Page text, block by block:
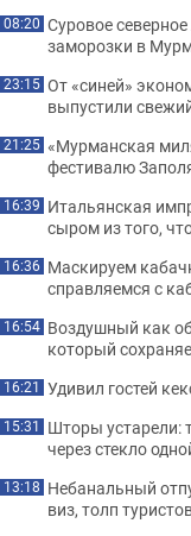
08:20 Суровое
заморозки в
23:15 От «синей»
выпустили
21:25 «Мурманская
фестивалю
16:39 Итальянская
сыром из того,
16:36 Маскируем
справляемся с
16:54 Воздушный как
который
16:21 Удивил гостей
15:31 Шторы устарели:
через стекло
13:18 Небанальный
виз, толп